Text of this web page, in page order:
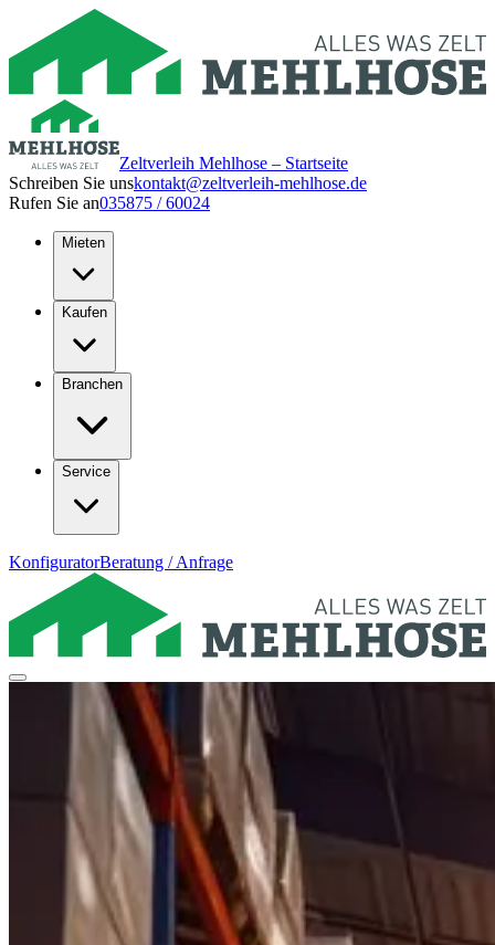
Zeltverleih Mehlhose – Startseite
Schreiben Sie unskontakt@zeltverleih-mehlhose.de
Rufen Sie an035875 / 60024
Mieten
Kaufen
Branchen
Service
KonfiguratorBeratung / Anfrage